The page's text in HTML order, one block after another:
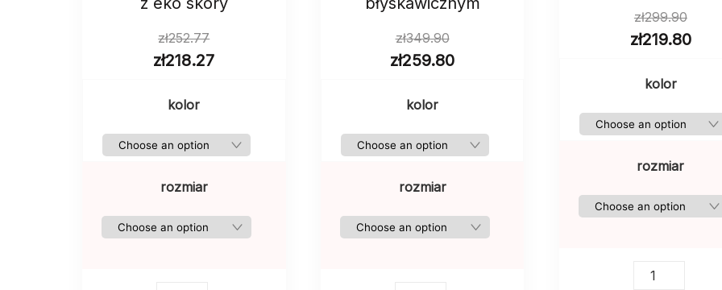
zł252.77
zł218.27
kolor
rozmiar
zł349.90
zł259.80
kolor
rozmiar
zł299.90
zł219.80
kolor
rozmiar
Kombinezon